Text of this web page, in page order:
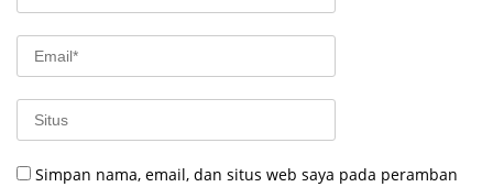
Simpan nama, email, dan situs web saya pada peramban